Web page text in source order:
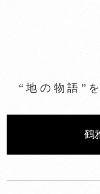
“地の物語”
鶴